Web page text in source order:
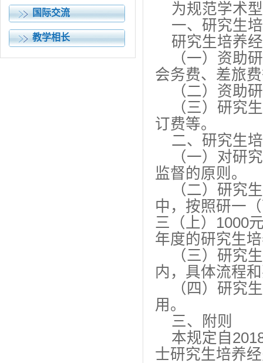
国际交流
教学相长
为规范学术型
一、研究生培
研究生培养经
（一）资助研
会务费、差旅
（二）资助研
（三）研究生
订费等。
二、研究生培
（一）对研究
监督的原则。
（二）研究生
中，按照研一
三（上）1000
年度的研究生
（三）研究生
内，具体流程
（四）研究生
用。
三、附则
本规定自
士研究生培养